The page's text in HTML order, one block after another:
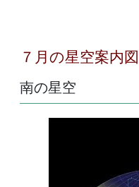
７月の星空案内図
南の星空